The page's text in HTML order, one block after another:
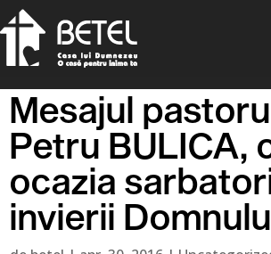
Mesajul
Petru BULICA,
ocazia
invierii